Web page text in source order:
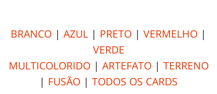
BRANCO | AZUL | PRETO | VERMELHO |
VERDE
MULTICOLORIDO | ARTEFATO | TERRENO
| FUSÃO | TODOS OS CARDS